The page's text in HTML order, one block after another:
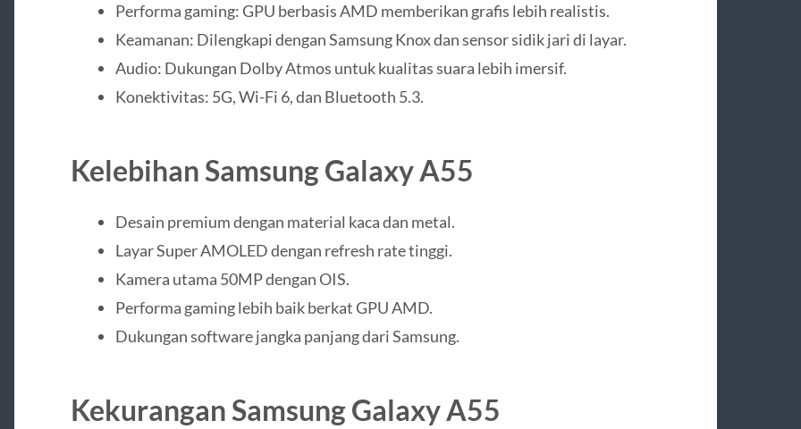
Performa gaming: GPU berbasis AMD memberikan grafis lebih realistis.
Keamanan: Dilengkapi dengan Samsung Knox dan sensor sidik jari di layar.
Audio: Dukungan Dolby Atmos untuk kualitas suara lebih imersif.
Konektivitas: 5G, Wi-Fi 6, dan Bluetooth 5.3.
Kelebihan Samsung Galaxy A55
Desain premium dengan material kaca dan metal.
Layar Super AMOLED dengan refresh rate tinggi.
Kamera utama 50MP dengan OIS.
Performa gaming lebih baik berkat GPU AMD.
Dukungan software jangka panjang dari Samsung.
Kekurangan Samsung Galaxy A55